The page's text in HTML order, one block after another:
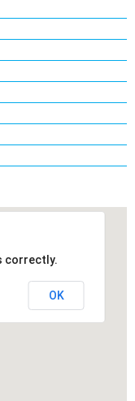
correctly.
OK